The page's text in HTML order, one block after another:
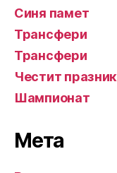
Синя памет
Трансфери
Трансфери
Честит празник
Шампионат
Мета